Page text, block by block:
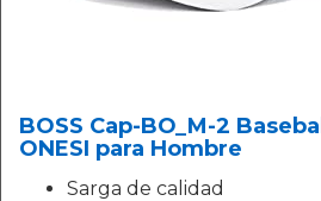
BOSS Cap-BO_M-2
ONESI para Hombre
Sarga de calidad